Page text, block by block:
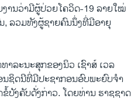
ານວ່າມີຜູ້ປ່ວຍໂຄວິດ-19 ລາຍໃໝ່
, ລວມທັງຜູ້ຊາຍຄົນນຶ່ງທີ່ມີອາຍຸ
ລະນະສຸກຂອງນິວ ເຊົາສ໌ ເວລ
ຊິດນີທີ່ມີປະຊາກອນອົບພະຍົບຈໍາ
ບັງຄັບດັ່ງກ່າວ. ໂດຍທ່ານ ຮາຊຊາດ